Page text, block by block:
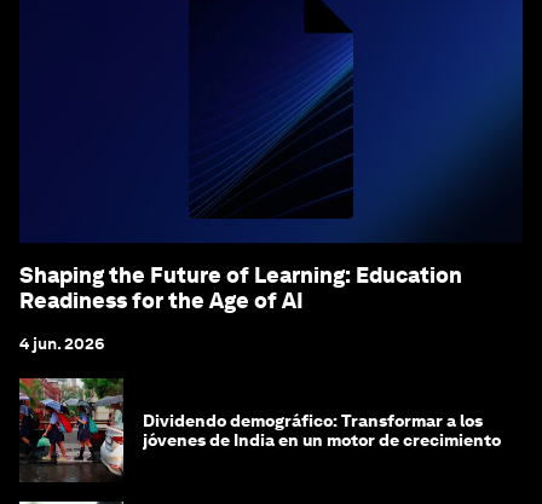
Shaping the Future of Learning: Education
Readiness for the Age of AI
4 jun. 2026
Dividendo demográfico: Transformar a los
jóvenes de India en un motor de crecimiento